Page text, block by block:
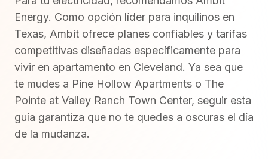
Energy. Como opción líder para inquilinos en
Texas, Ambit ofrece planes confiables y tarifas
competitivas diseñadas específicamente para
vivir en apartamento en Cleveland. Ya sea que
te mudes a Pine Hollow Apartments o The
Pointe at Valley Ranch Town Center, seguir esta
guía garantiza que no te quedes a oscuras el día
de la mudanza.